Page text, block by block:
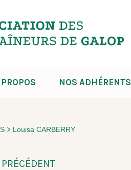
NOS ADHÉRENTS
> Louisa CARBERRY